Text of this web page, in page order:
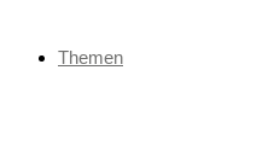
Themen